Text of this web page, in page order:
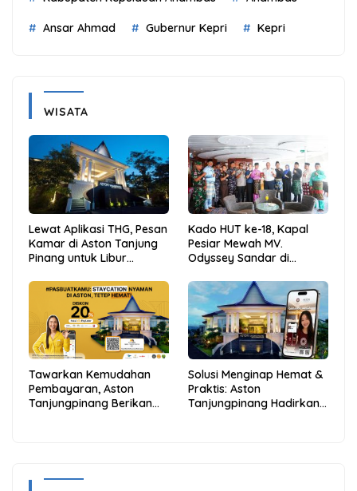
Ansar Ahmad Gubernur Kepri Kepri
WISATA
Lewat Aplikasi THG, Pesan
Kamar di Aston Tanjung
Pinang untuk Libur
dan Hemat
Kado HUT ke-18, Kapal
Pesiar Mewah MV.
Odyssey Sandar di
Anambas Siap Mendunia
Tawarkan Kemudahan
Pembayaran, Aston
Tanjungpinang Berikan
Solusi Menginap Hemat &
Praktis: Aston
Tanjungpinang Hadirkan